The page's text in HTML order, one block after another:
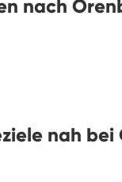
nach
nah bei